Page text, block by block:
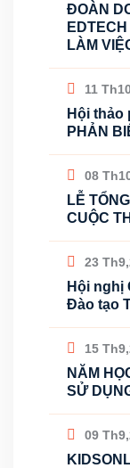
ĐOÀN
LÀM
11
Hội thảo
PHẢN
08
LỄ
CUỘC
23
Hội nghị
Đào tạo
15
NĂM
SỬ
09